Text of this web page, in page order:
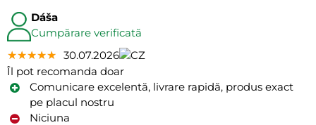
Dáša
Cumpărare verificată
★★★★★
★★★★★
★★★★★ 30.07.2026
Îl pot recomanda doar
Comunicare excelentă, livrare rapidă, produs exact
pe placul nostru
Niciuna